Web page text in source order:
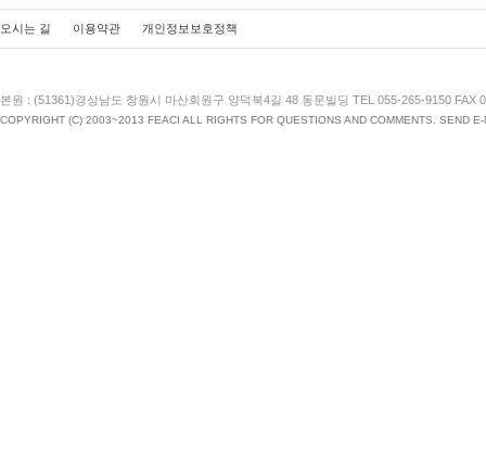
오시는 길 이용약관 개인정보보호정책
본원 : (51361)경상남도 창원시 마산회원구 양덕북4길 48 동문빌딩 TEL 055-265-9150 FAX
COPYRIGHT (C) 2003~2013 FEACI ALL RIGHTS FOR QUESTIONS AND COMMENTS. SEND